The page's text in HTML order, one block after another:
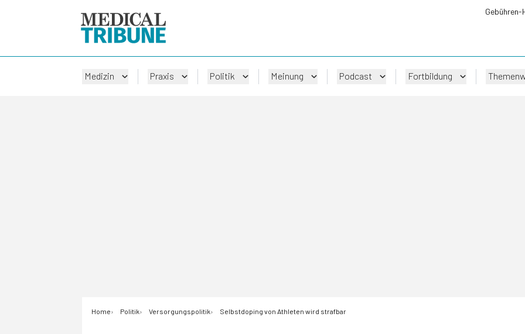
Gebühren-
Medizin Praxis Politik Meinung Podcast Fortbildung
Home Politik Versorgungspolitik Selbstdoping von Athleten wird strafbar